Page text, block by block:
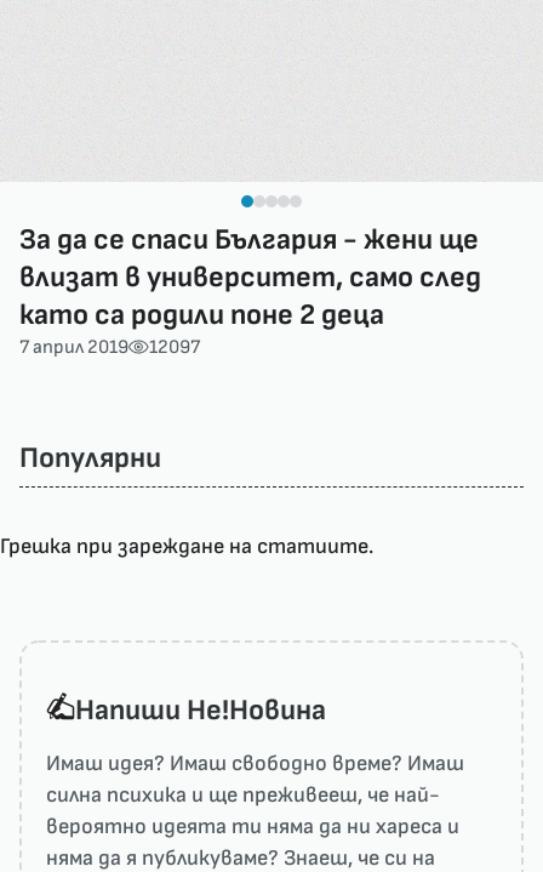
За да се спаси България - жени ще
влизат в университет, само след
като са родили поне 2 деца
7 април 2019 12097
Популярни
Грешка при зареждане на статиите.
Напиши He!Новина
Имаш идея? Имаш свободно време? Имаш
силна психика и ще преживееш, че най-
вероятно идеята ти няма да ни харесa и
няма да я публикуваме? Знаеш, че си на